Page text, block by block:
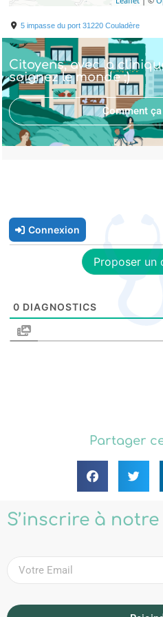
5 impasse du port 31220 Couladère
Citoyens, avec la
soignez le monde ;)
Comment
Connexion
Proposer un
0 DIAGNOSTICS
Partager
S’inscrire à